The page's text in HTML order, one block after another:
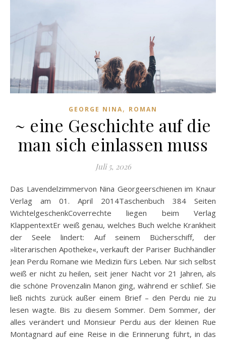
GEORGE NINA, ROMAN
~ eine Geschichte auf die
man sich einlassen muss
Juli 5, 2026
Das Lavendelzimmervon Nina Georgeerschienen im Knaur
Verlag am 01. April 2014Taschenbuch 384 Seiten
WichtelgeschenkCoverrechte liegen beim Verlag
KlappentextEr weiß genau, welches Buch welche Krankheit
der Seele lindert: Auf seinem Bücherschiff, der
»literarischen Apotheke«, verkauft der Pariser Buchhändler
Jean Perdu Romane wie Medizin fürs Leben. Nur sich selbst
weiß er nicht zu heilen, seit jener Nacht vor 21 Jahren, als
die schöne Provenzalin Manon ging, während er schlief. Sie
ließ nichts zurück außer einem Brief – den Perdu nie zu
lesen wagte. Bis zu diesem Sommer. Dem Sommer, der
alles verändert und Monsieur Perdu aus der kleinen Rue
Montagnard auf eine Reise in die Erinnerung führt, in das